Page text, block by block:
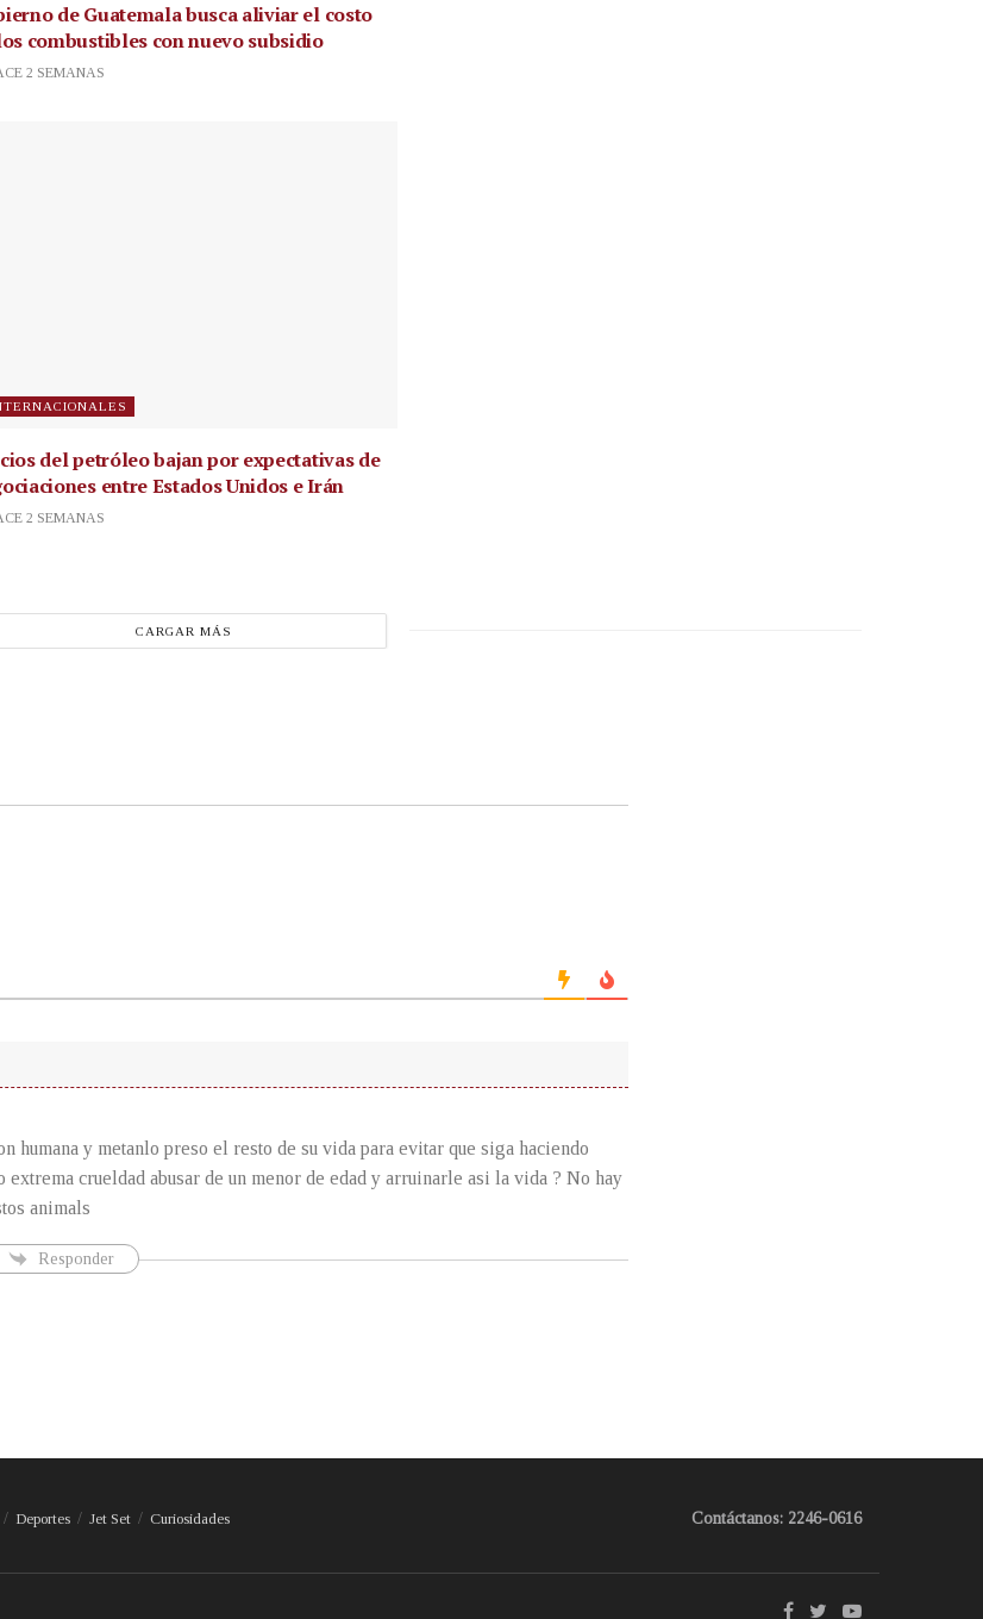
de Guatemala busca aliviar el costo
combustibles con nuevo subsidio
2 SEMANAS
del petróleo bajan por expectativas de
entre Estados Unidos e Irán
2 SEMANAS
CARGAR MÁS
humana y metanlo preso el resto de su vida para evitar que siga haciendo
extrema crueldad abusar de un menor de edad y arruinarle asi la vida ? No hay
animals
Responder
Deportes Jet Set Curiosidades Contáctanos: 2246-0616